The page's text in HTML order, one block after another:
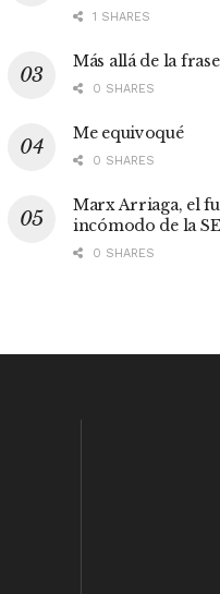
1 SHARES
Más allá de la
0 SHARES
Me equivoqué
0 SHARES
Marx Arriaga, el
incómodo de la
0 SHARES